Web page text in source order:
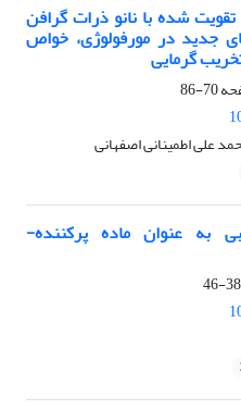
تقویت شده با نانو ذرات گرافن
جدید در مورفولوژی، خواص
گرمایی
70-86
علی اطمینانی اصفهانی
به عنوان ماده پرکننده-
38-46